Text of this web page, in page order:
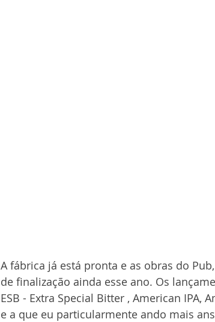
A fábrica já está pronta e as obras do
de finalização ainda esse ano. Os
ESB - Extra Special Bitter , American IPA,
e a que eu particularmente ando mais